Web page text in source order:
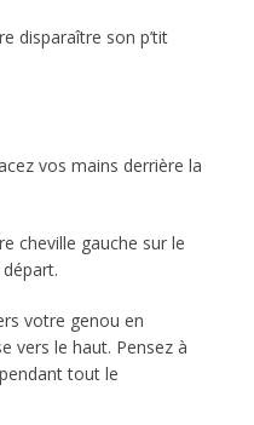
disparaître son p’tit
vos mains derrière la
cheville gauche sur le
votre genou en
vers le haut. Pensez à
tout le